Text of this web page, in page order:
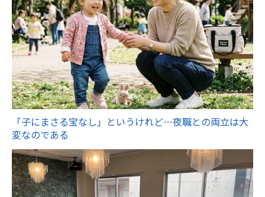
「子にまさる宝なし」というけれど…夜職との両立は大
変なのである